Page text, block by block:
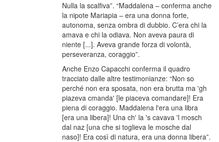
Nulla la scalfiva”. “Maddalena – conferma anche
la nipote Mariapia – era una donna forte,
autonoma, senza ombra di dubbio. C’era chi la
amava e chi la odiava. Non aveva paura di
niente [...]. Aveva grande forza di volontà,
perseveranza, coraggio”.
Anche Enzo Capacchi conferma il quadro
tracciato dalle altre testimonianze: “Non so
perché non era sposata, non era brutta ma 'gh
piazeva cmanda' [le piaceva comandare]! Era
piena di coraggio. Maddalena l'era una libra
[era una libera]! Una ch' la 's cavava 'l mosch
dal naz [una che si toglieva le mosche dal
naso]! Era così di natura, era una donna libera”.